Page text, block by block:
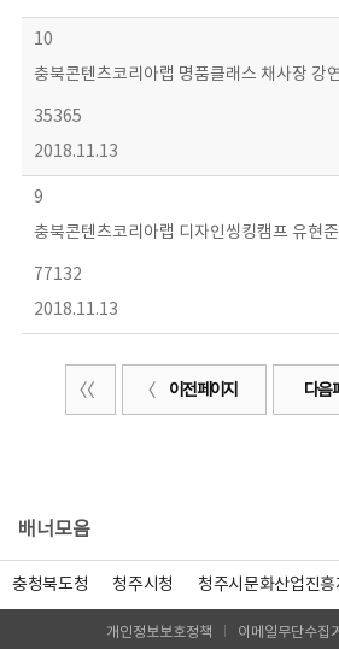
10
충북콘텐츠코리아랩 명품클래스 채사장 강연
35365
2018.11.13
9
충북콘텐츠코리아랩 디자인씽킹캠프 유현
77132
2018.11.13
이전 페이지 다음
배너모음
충청북도청 청주시청 청주시문화산업진흥
개인정보보호정책 이메일무단수집